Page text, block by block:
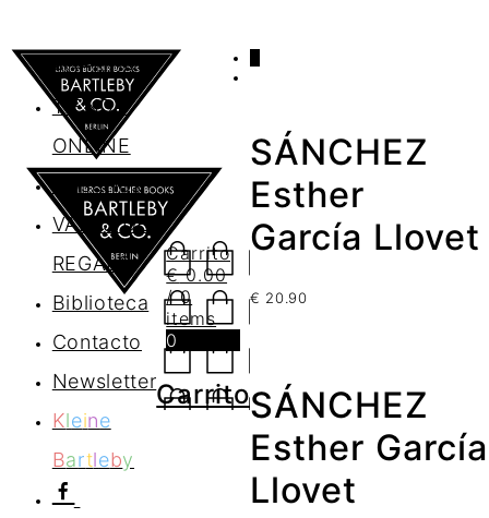
AGENDA
TIENDA
ONLINE
Nosotros
VALES DE
REGALO
Biblioteca
Contacto
Newsletter
Kleine
Bartleby
Carrito
€0.00
/ 0
items
0
Carrito
SÁNCHEZ
Esther
García Llovet
€ 20.90
SÁNCHEZ
Esther García
Llovet